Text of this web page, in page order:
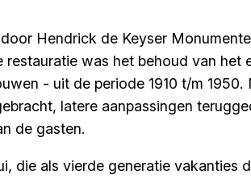
Hendrick de Keyser
was het behoud van het
- uit de periode 1910 t/m
latere aanpassingen
de gasten.
die als vierde generatie vakanties